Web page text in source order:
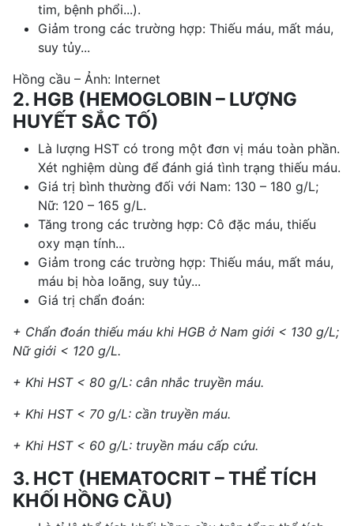
tim, bệnh phổi...).
Giảm trong các trường hợp: Thiếu máu, mất máu,
suy tủy...
Hồng cầu – Ảnh: Internet
2. HGB (HEMOGLOBIN – LƯỢNG
HUYẾT SẮC TỐ)
Là lượng HST có trong một đơn vị máu toàn phần.
Xét nghiệm dùng để đánh giá tình trạng thiếu máu.
Giá trị bình thường đối với Nam: 130 – 180 g/L;
Nữ: 120 – 165 g/L.
Tăng trong các trường hợp: Cô đặc máu, thiếu
oxy mạn tính...
Giảm trong các trường hợp: Thiếu máu, mất máu,
máu bị hòa loãng, suy tủy...
Giá trị chẩn đoán:
+ Chẩn đoán thiếu máu khi HGB ở Nam giới < 130 g/L;
Nữ giới < 120 g/L.
+ Khi HST < 80 g/L: cân nhắc truyền máu.
+ Khi HST < 70 g/L: cần truyền máu.
+ Khi HST < 60 g/L: truyền máu cấp cứu.
3. HCT (HEMATOCRIT – THỂ TÍCH
KHỐI HỒNG CẦU)